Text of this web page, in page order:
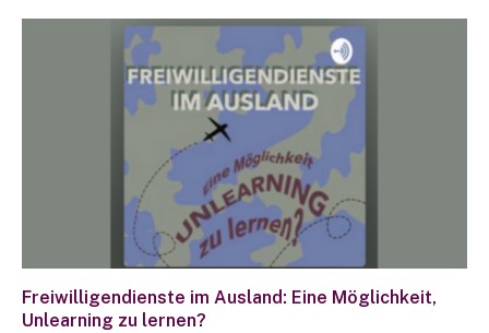
Freiwilligendienste im Ausland: Eine Möglichkeit,
Unlearning zu lernen?